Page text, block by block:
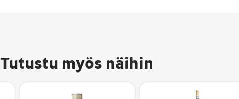
Tutustu myös näihin